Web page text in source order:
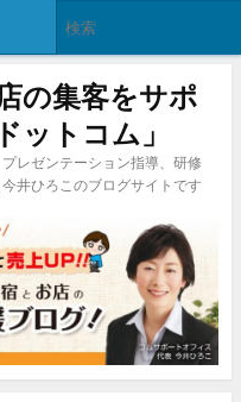
の集客をサポ
ットコム」
レゼンテーション指導、研修
井ひろこのブログサイトです